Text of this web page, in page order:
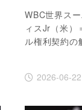
WBC世界ス
ィスJr（米）
ル権利契約
2026-06-22